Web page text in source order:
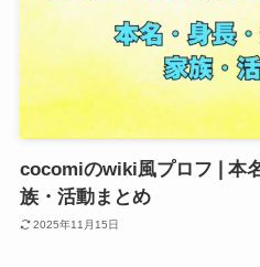
cocomiのwiki風プロフ❘本
族・活動まとめ
2025年11月15日